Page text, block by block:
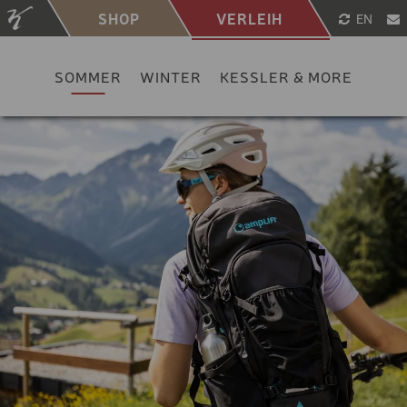
SHOP VERLEIH
SOMMER WINTER KESSLER & MORE
EN